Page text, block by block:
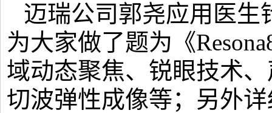
迈瑞公司郭尧应用医生
为大家做了题为《
域动态聚焦、锐眼技术
切波弹性成像等；另外